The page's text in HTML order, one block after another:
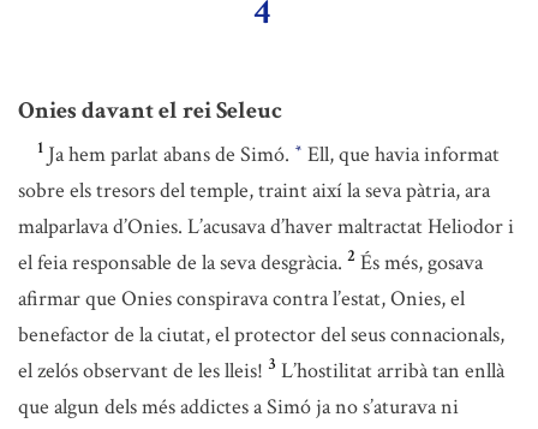
4
Onies davant el rei Seleuc
1 Ja hem parlat abans de Simó. * Ell, que havia informat
sobre els tresors del temple, traint així la seva pàtria, ara
malparlava d’Onies. L’acusava d’haver maltractat Heliodor i
el feia responsable de la seva desgràcia. 2 És més, gosava
afirmar que Onies conspirava contra l’estat, Onies, el
benefactor de la ciutat, el protector del seus connacionals,
el zelós observant de les lleis! 3 L’hostilitat arribà tan enllà
que algun dels més addictes a Simó ja no s’aturava ni